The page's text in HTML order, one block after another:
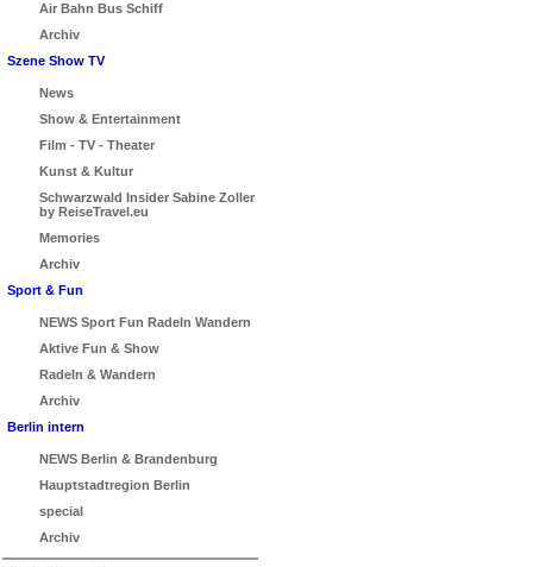
Air Bahn Bus Schiff
Archiv
Szene Show TV
News
Show & Entertainment
Film - TV - Theater
Kunst & Kultur
Schwarzwald Insider Sabine Zoller
by ReiseTravel.eu
Memories
Archiv
Sport & Fun
NEWS Sport Fun Radeln Wandern
Aktive Fun & Show
Radeln & Wandern
Archiv
Berlin intern
NEWS Berlin & Brandenburg
Hauptstadtregion Berlin
special
Archiv